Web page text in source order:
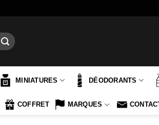
MINIATURES DÉODORANTS
COFFRET MARQUES